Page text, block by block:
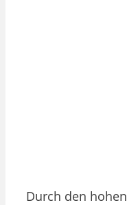
Durch den hohen